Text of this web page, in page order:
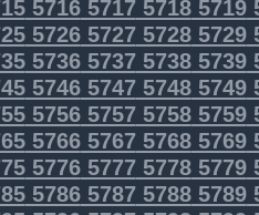
5716571757185719
5726572757285729
5736573757385739
5746574757485749
5756575757585759
5766576757685769
5776577757785779
5786578757885789